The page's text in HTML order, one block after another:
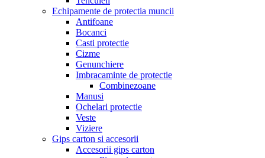
Echipamente de protectia muncii
Antifoane
Bocanci
Casti protectie
Cizme
Genunchiere
Imbracaminte de protectie
Combinezoane
Manusi
Ochelari protectie
Veste
Viziere
Gips carton si accesorii
Accesorii gips carton